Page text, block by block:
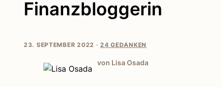
Finanzbloggerin
23. SEPTEMBER 2022 ·24 GEDANKEN
von Lisa Osada